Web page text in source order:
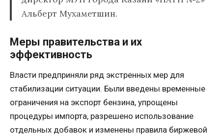
Альберт Мухаметшин.
Меры правительства и их
эффективность
Власти предприняли ряд экстренных мер для
стабилизации ситуации. Были введены временные
ограничения на экспорт бензина, упрощены
процедуры импорта, разрешено использование
отдельных добавок и изменены правила биржевой